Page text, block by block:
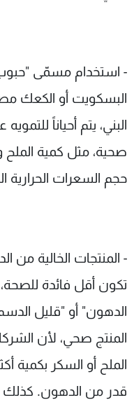
- استخدام مسمّى "حبوب
البسكويت أو الكعك
البني، يتم أحياناً
صحية، مثل كمية الملح
حجم السعرات الحرارية
- المنتجات الخالية
تكون أقل فائدة
الدهون" أو "قليل
المنتج صحي، لأن
الملح أو السكر بكمية
قدر من الدهون. كذلك